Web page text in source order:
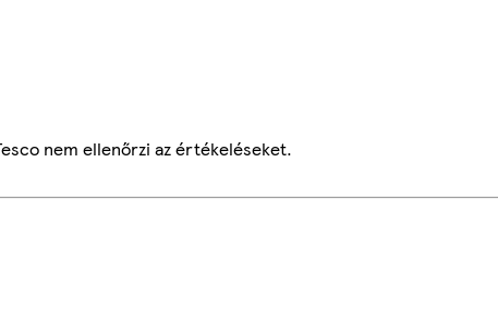
nem ellenőrzi az értékeléseket.